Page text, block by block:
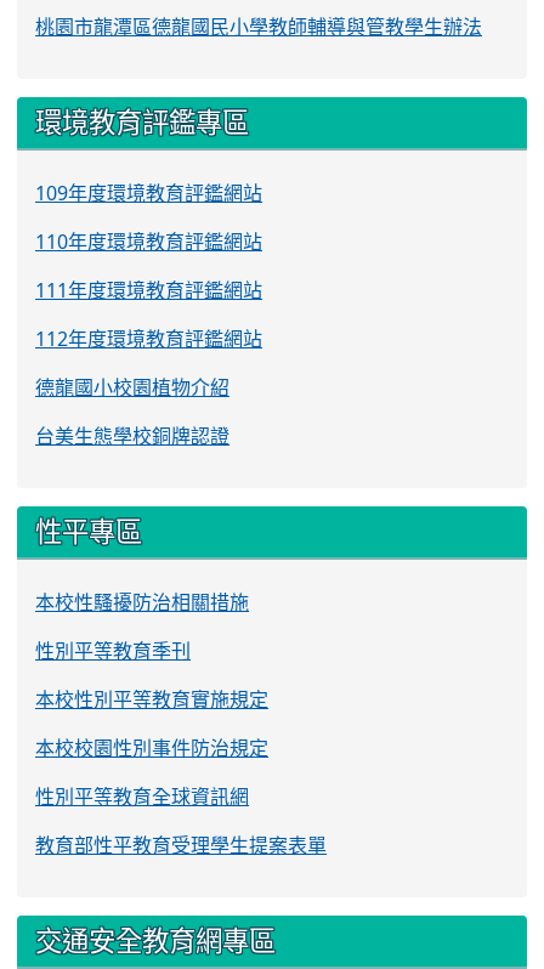
桃園市龍潭區德龍國民小學教師輔導與管教學生辦法
環境教育評鑑專區
109年度環境教育評鑑網站
110年度環境教育評鑑網站
111年度環境教育評鑑網站
112年度環境教育評鑑網站
德龍國小校園植物介紹
台美生態學校銅牌認證
性平專區
本校性騷擾防治相關措施
性別平等教育季刊
本校性別平等教育實施規定
本校校園性別事件防治規定
性別平等教育全球資訊網
教育部性平教育受理學生提案表單
交通安全教育網專區